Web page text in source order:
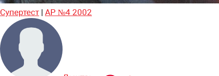
Супертест | АР №4 2002